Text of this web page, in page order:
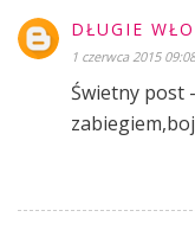
DŁUGIE
1 czerwca 2015 09:08
Świetny post